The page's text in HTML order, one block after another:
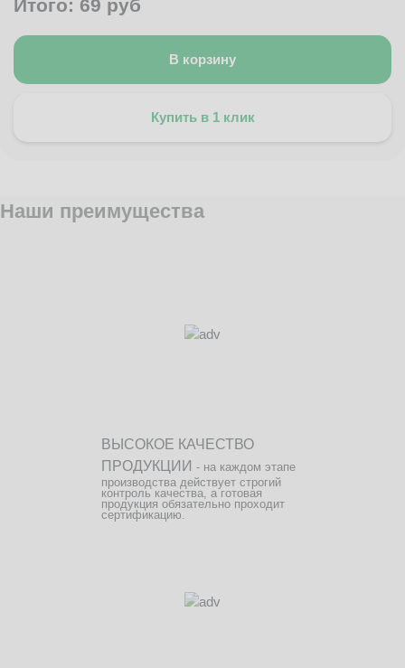
Итого: 69 руб
В корзину
Купить в 1 клик
Наши преимущества
ВЫСОКОЕ КАЧЕСТВО
ПРОДУКЦИИ - на каждом этапе
производства действует строгий
контроль качества, а готовая
продукция обязательно проходит
сертификацию.